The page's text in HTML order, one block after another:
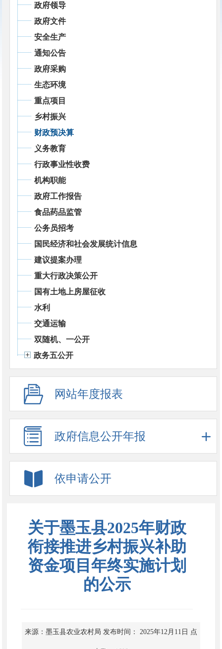
政府领导
政府文件
安全生产
通知公告
政府采购
生态环境
重点项目
乡村振兴
财政预决算
义务教育
行政事业性收费
机构职能
政府工作报告
食品药品监管
公务员招考
国民经济和社会发展统计信息
建议提案办理
重大行政决策公开
国有土地上房屋征收
水利
交通运输
双随机、一公开
政务五公开
网站年度报表
政府信息公开年报
依申请公开
关于墨玉县2025年财政
衔接推进乡村振兴补助
资金项目年终实施计划
的公示
来源：墨玉县农业农村局 发布时间： 2025年12月11日 点